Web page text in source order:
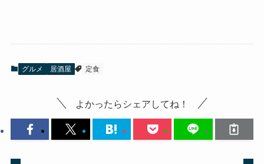
グルメ 居酒屋 定食
よかったらシェアしてね！